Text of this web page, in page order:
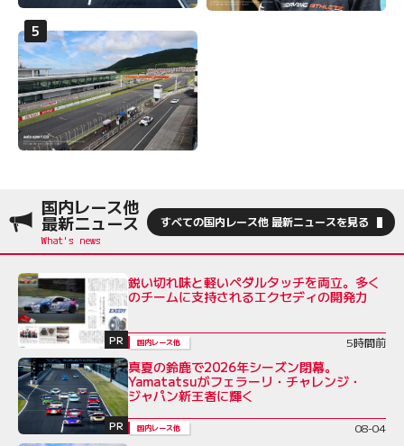
国内レース他
最新ニュース すべての国内レース他 最新ニュースを見る
PR
鋭い切れ味と軽いペダルタッチを両立。多く
のチームに支持されるエクセディの開発力
国内レース他 5時間前
PR
真夏の鈴鹿で2026年シーズン閉幕。
Yamatatsuがフェラーリ・チャレンジ・
ジャパン新王者に輝く
国内レース他 08-04